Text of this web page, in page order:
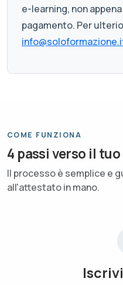
e-learning, non
pagamento. Per
COME FUNZIONA
4 passi verso il
Il processo è semplice e
all'attestato in mano.